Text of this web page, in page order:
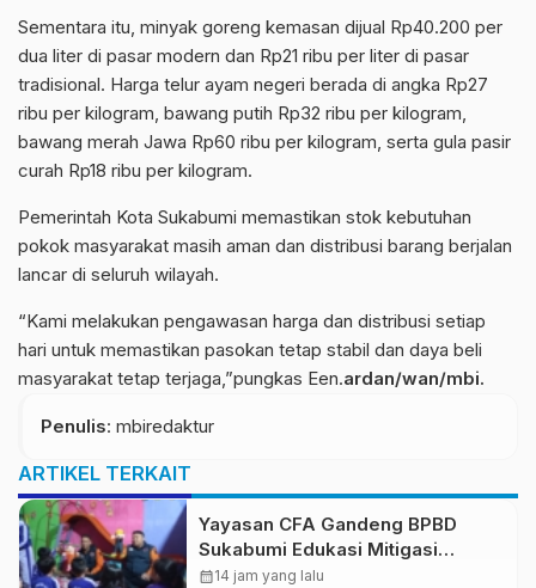
Sementara itu, minyak goreng kemasan dijual Rp40.200 per
dua liter di pasar modern dan Rp21 ribu per liter di pasar
tradisional. Harga telur ayam negeri berada di angka Rp27
ribu per kilogram, bawang putih Rp32 ribu per kilogram,
bawang merah Jawa Rp60 ribu per kilogram, serta gula pasir
curah Rp18 ribu per kilogram.
Pemerintah Kota Sukabumi memastikan stok kebutuhan
pokok masyarakat masih aman dan distribusi barang berjalan
lancar di seluruh wilayah.
“Kami melakukan pengawasan harga dan distribusi setiap
hari untuk memastikan pasokan tetap stabil dan daya beli
masyarakat tetap terjaga,”pungkas Een.ardan/wan/mbi.
Penulis: mbiredaktur
ARTIKEL TERKAIT
Yayasan CFA Gandeng BPBD
Sukabumi Edukasi Mitigasi
Bencana untuk Anak Usia Dini
calendar_month14 jam yang lalu